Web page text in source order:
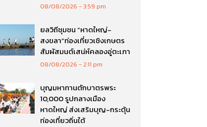
08/08/2026 3:59 pm
ยลวิถีชุมชน “หาดใหญ่-
สงขลา”ท่องเที่ยวเชิงเกษตร
สัมผัสมนต์เสน่ห์คลองอู่ตะเภา
08/08/2026 2:11 pm
บุญมหาทานตักบาตรพระ
10,000 รูปกลางเมือง
หาดใหญ่ ส่งเสริมบุญ-กระตุ้น
ท่องเที่ยวถิ่นใต้